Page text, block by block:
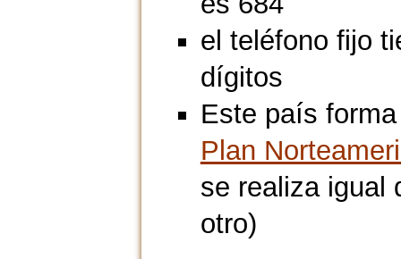
el teléfono fijo
dígitos
Este país
Plan
se realiza igual
otro)